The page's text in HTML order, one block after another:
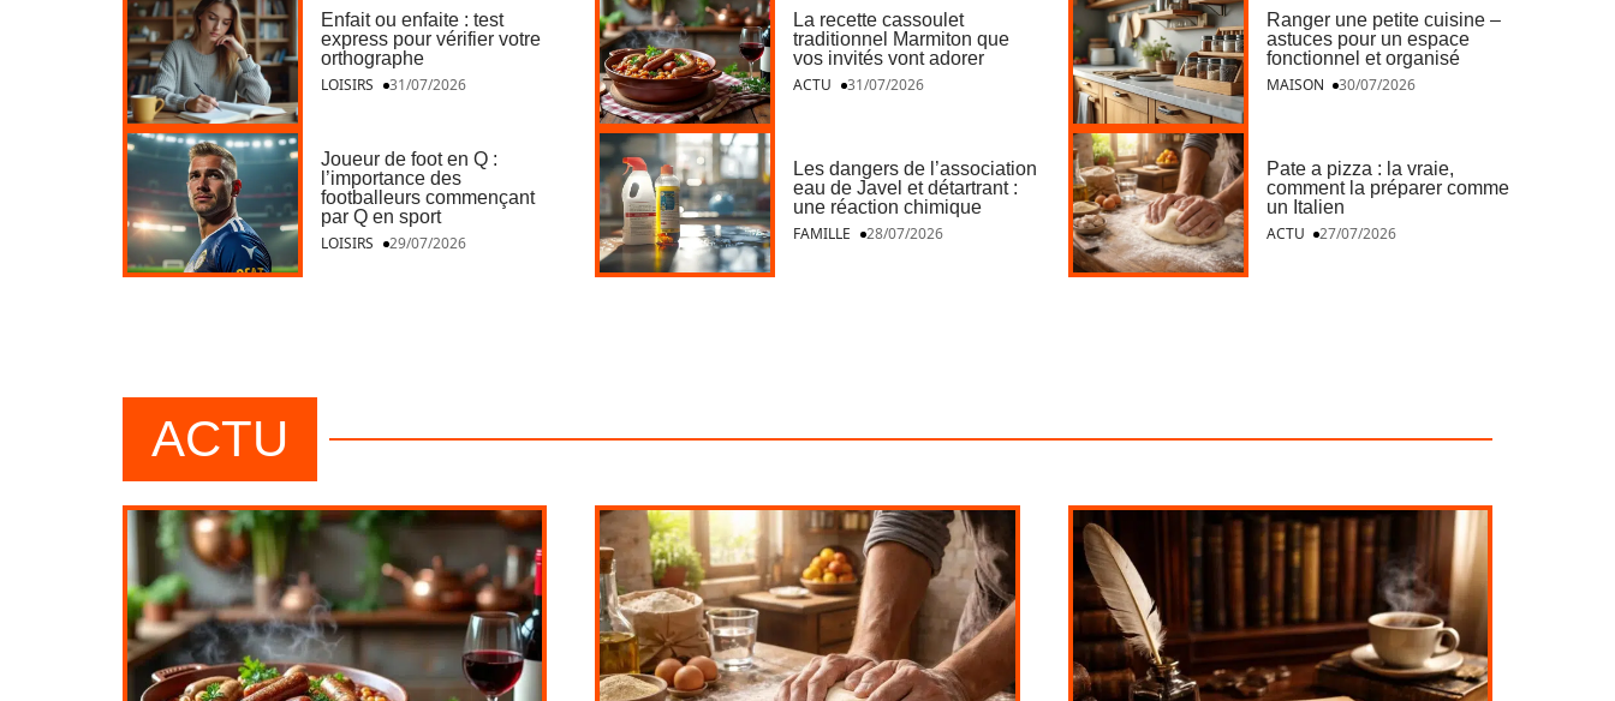
Enfait ou enfaite : test
express pour vérifier votre
orthographe
LOISIRS
31/07/2026
La recette cassoulet
traditionnel Marmiton que
vos invités vont adorer
ACTU
31/07/2026
Ranger une petite cuisine –
astuces pour un espace
fonctionnel et organisé
MAISON
30/07/2026
Joueur de foot en Q :
l’importance des
footballeurs commençant
par Q en sport
LOISIRS
29/07/2026
Les dangers de l’association
eau de Javel et détartrant :
une réaction chimique
FAMILLE
28/07/2026
Pate a pizza : la vraie,
comment la préparer comme
un Italien
ACTU
27/07/2026
ACTU